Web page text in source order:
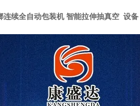
连续全自动包装机 智能拉伸抽真空 设备